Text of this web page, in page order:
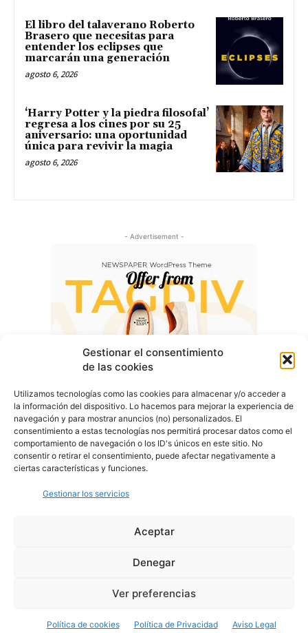
Gestionar el consentimiento
de las cookies
Utilizamos tecnologías como las cookies para almacenar y/o acceder a
la información del dispositivo. Lo hacemos para mejorar la experiencia de
navegación y para mostrar anuncios (no) personalizados. El
consentimiento a estas tecnologías nos permitirá procesar datos como el
comportamiento de navegación o los ID's únicos en este sitio. No
consentir o retirar el consentimiento, puede afectar negativamente a
ciertas características y funciones.
Gestionar los servicios
Aceptar
Denegar
Ver preferencias
Política de cookies Política de Privacidad Aviso Legal
El libro del talaverano Roberto
Brasero que necesitas para
entender los eclipses que
marcarán una generación
agosto 6, 2026
‘Harry Potter y la piedra filosofal’
regresa a los cines por su 25
aniversario: una oportunidad
única para revivir la magia
agosto 6, 2026
- Advertisement -